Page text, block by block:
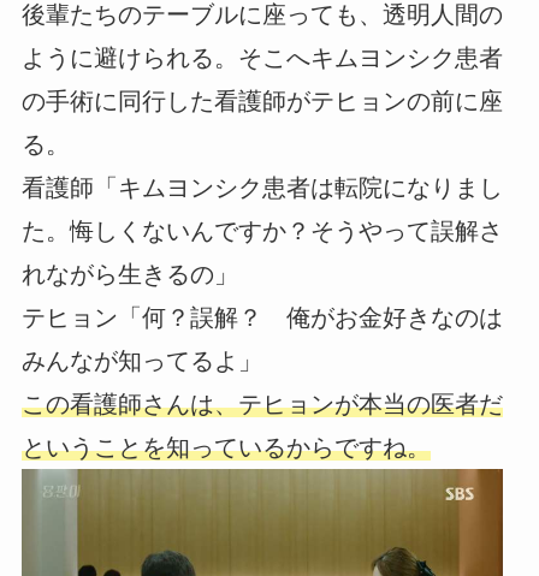
後輩たちのテーブルに座っても、透明人間の
ように避けられる。そこへキムヨンシク患者
の手術に同行した看護師がテヒョンの前に座
る。
看護師「キムヨンシク患者は転院になりまし
た。悔しくないんですか？そうやって誤解さ
れながら生きるの」
テヒョン「何？誤解？ 俺がお金好きなのは
みんなが知ってるよ」
この看護師さんは、テヒョンが本当の医者だ
ということを知っているからですね。